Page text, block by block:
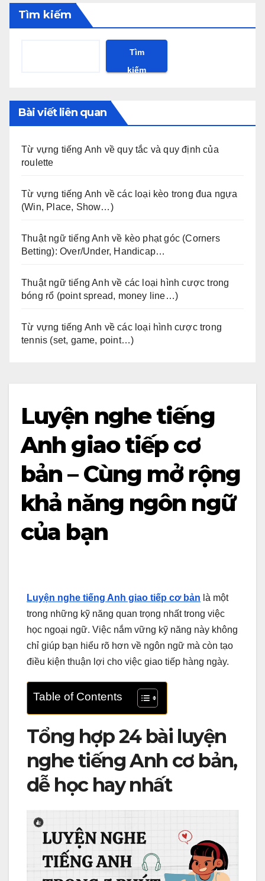
Tìm kiếm
Tìm
kiếm
Bài viết liên quan
Từ vựng tiếng Anh về quy tắc và quy định của
roulette
Từ vựng tiếng Anh về các loại kèo trong đua ngựa
(Win, Place, Show…)
Thuật ngữ tiếng Anh về kèo phạt góc (Corners
Betting): Over/Under, Handicap…
Thuật ngữ tiếng Anh về các loại hình cược trong
bóng rổ (point spread, money line…)
Từ vựng tiếng Anh về các loại hình cược trong
tennis (set, game, point…)
Luyện nghe tiếng
Anh giao tiếp cơ
bản – Cùng mở rộng
khả năng ngôn ngữ
của bạn
Luyện nghe tiếng Anh giao tiếp cơ bản là một
trong những kỹ năng quan trọng nhất trong việc
học ngoại ngữ. Việc nắm vững kỹ năng này không
chỉ giúp bạn hiểu rõ hơn về ngôn ngữ mà còn tạo
điều kiện thuận lợi cho việc giao tiếp hàng ngày.
Table of Contents
Tổng hợp 24 bài luyện
nghe tiếng Anh cơ bản,
dễ học hay nhất